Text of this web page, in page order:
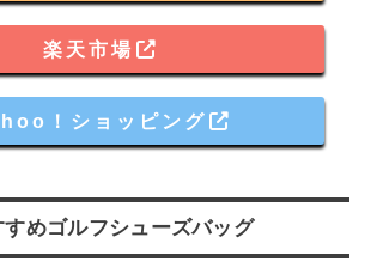
楽天市場
！ショッピング
すめゴルフシューズバッグ